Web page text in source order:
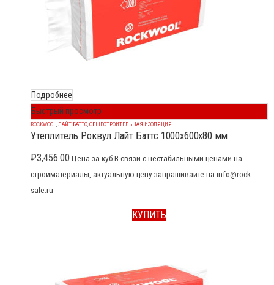
Подробнее
Быстрый просмотр
ROCKWOOL,ЛАЙТ БАТТС,ОБЩЕСТРОИТЕЛЬНАЯ ИЗОЛЯЦИЯ
Утеплитель Роквул Лайт Баттс 1000x600x80 мм
₽3,456.00 Цена за куб В связи с нестабильными ценами на
стройматериалы, актуальную цену запрашивайте на info@rock-
sale.ru
КУПИТЬ